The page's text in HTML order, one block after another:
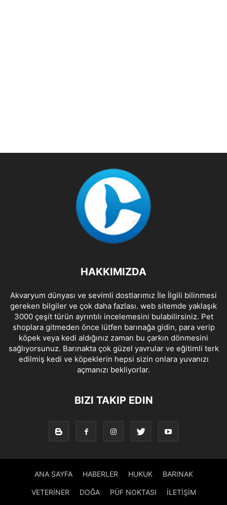
HAKKIMIZDA
Akvaryum dünyası ve sevimli dostlarımız İle İlgili bilinmesi
gereken bilgiler ve çok daha fazlası. web sitemde yaklaşık
3000 çeşit türün ayrıntılı incelemesini bulabilirsiniz. Pet
shoplara gitmeden önce lütfen barınağa gidin, para verip
köpek veya kedi aldığınız zaman bu çarkın dönmesini
sağlıyorsunuz. Barınakta çok güzel yavrular ve eğitimli terk
edilmiş kedi ve köpeklerin hepsi sizin onlara yuvanızı
açmanızı bekliyorlar.
BIZI TAKIP EDIN
ANA SAYFA HABERLER HUKUK BARINAK
VETERİNER DOĞA PÜF NOKTASI İLETİŞİM